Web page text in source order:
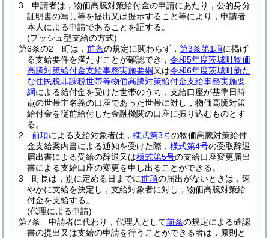
3
申請者は，物価高騰対策給付金の申請にあたり，公的身分
証明書の写し等を提出又は提示すること等により，申請者
本人による申請であることを証する。
(プッシュ型支給の方式)
第6条の2
町は， 前条の規定に関わらず， 第3条第1項に掲げ
る支給要件を満たすことが確認でき， 令和5年度茨城町物価
高騰対策給付金支給事務実施要綱 又は令和6年度茨城町新た
な住民税非課税世帯等物価高騰対策給付金支給事務実施要
綱による給付金を受けた世帯のうち，支給口座が基準日時
点の世帯主名義の口座であった世帯に対し，物価高騰対策
給付金を従前給付した金融機関の口座に振り込むものとす
る。
2
前項による支給対象者は， 様式第3号の物価高騰対策給付
金支給案内書による通知を受けた際， 様式第4号の受取辞退
届出書による受給の辞退又は様式第5号の支給口座変更届出
書による支給口座の変更を申し出ることができる。
3
町長は，別に定める日までに前項の届出がないときは，速
やかに支給を決定し，支給対象者に対し，物価高騰対策給
付金を支給する。
(代理による申請)
第7条
申請者に代わり，代理人として前条の規定による確認
書の提出又は支給の申請を行うことができる者は，原則と